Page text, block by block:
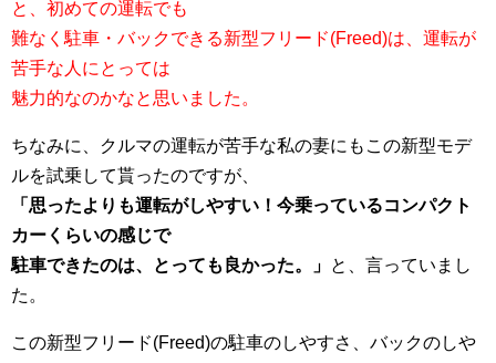
と、初めての運転でも
難なく駐車・バックできる新型フリード(Freed)は、運転が
苦手な人にとっては
魅力的なのかなと思いました。
ちなみに、クルマの運転が苦手な私の妻にもこの新型モデ
ルを試乗して貰ったのですが、
「思ったよりも運転がしやすい！今乗っているコンパクト
カーくらいの感じで
駐車できたのは、とっても良かった。」 と、言っていまし
た。
この新型フリード(Freed)の駐車のしやすさ、バックのしや